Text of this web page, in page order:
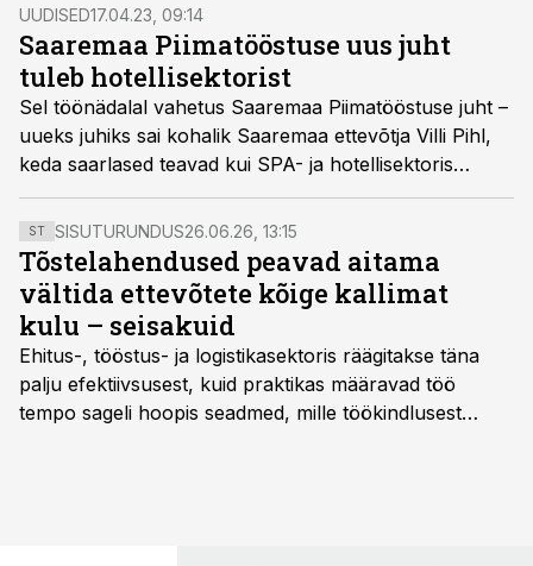
ettevõtet.
UUDISED17.04.23, 09:14
Saaremaa Piimatööstuse uus juht
tuleb hotellisektorist
Sel töönädalal vahetus Saaremaa Piimatööstuse juht –
uueks juhiks sai kohalik Saaremaa ettevõtja Villi Pihl,
keda saarlased teavad kui SPA- ja hotellisektoris
tegutsevat ärimeest. Senise juhatuse esimehe Valdis
Noppeli leping lõppes ja nõukogu seda enam edasi ei
pikendanud.
ST SISUTURUNDUS26.06.26, 13:15
Tõstelahendused peavad aitama
vältida ettevõtete kõige kallimat
kulu – seisakuid
Ehitus-, tööstus- ja logistikasektoris räägitakse täna
palju efektiivsusest, kuid praktikas määravad töö
tempo sageli hoopis seadmed, mille töökindlusest